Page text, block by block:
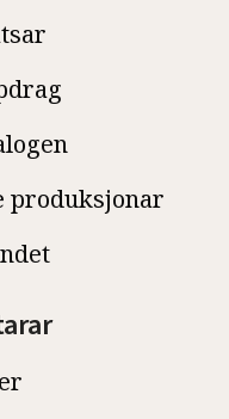
produksjonar